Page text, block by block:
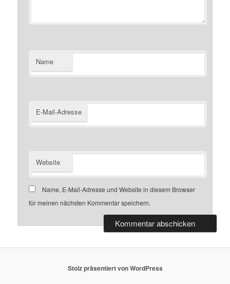
Name
E-Mail-Adresse
Website
Name, E-Mail-Adresse und Website in diesem Browser
für meinen nächsten Kommentar speichern.
Stolz präsentiert von WordPress